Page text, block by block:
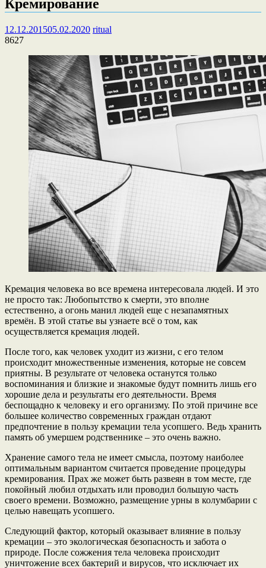
Кремирование
12.12.201505.02.2020 ritual
8627
Кремация человека во все времена интересовала людей. И это
не просто так: Любопытство к смерти, это вполне
естественно, а огонь манил людей еще с незапамятных
времён. В этой статье вы узнаете всё о том, как
осуществляется кремация людей.
После того, как человек уходит из жизни, с его телом
происходит множественные изменения, которые не совсем
приятны. В результате от человека останутся только
воспоминания и близкие и знакомые будут помнить лишь его
хорошие дела и результаты его деятельности. Время
беспощадно к человеку и его организму. По этой причине все
большее количество современных граждан отдают
предпочтение в пользу кремации тела усопшего. Ведь хранить
память об умершем родственнике – это очень важно.
Хранение самого тела не имеет смысла, поэтому наиболее
оптимальным вариантом считается проведение процедуры
кремирования. Прах же может быть развеян в том месте, где
покойный любил отдыхать или проводил большую часть
своего времени. Возможно, размещение урны в колумбарии с
целью навещать усопшего.
Следующий фактор, который оказывает влияние в пользу
кремации – это экологическая безопасность и забота о
природе. После сожжения тела человека происходит
уничтожение всех бактерий и вирусов, что исключает их